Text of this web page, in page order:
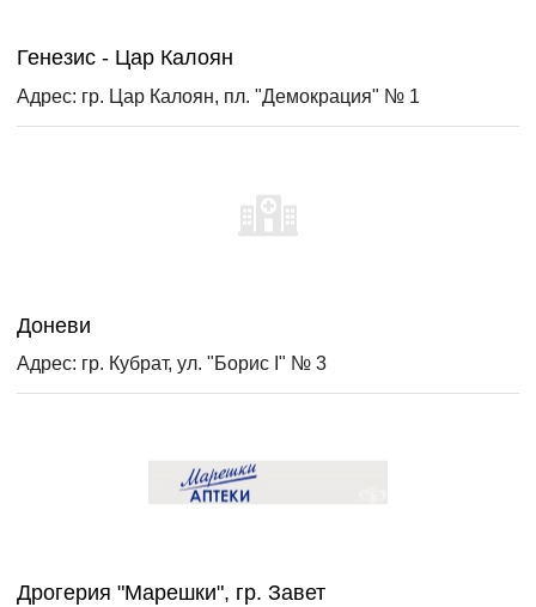
Генезис - Цар Калоян
Адрес: гр. Цар Калоян, пл. "Демокрация" № 1
Доневи
Адрес: гр. Кубрат, ул. "Борис І" № 3
Дрогерия "Марешки", гр. Завет